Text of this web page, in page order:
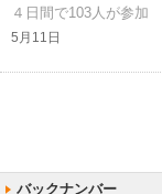
４日間で103人が参加
5月11日